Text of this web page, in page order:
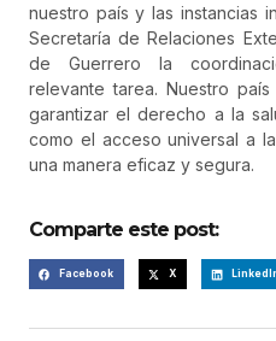
nuestro país y las instancias
Secretaría de Relaciones
de Guerrero la
relevante tarea. Nuestro
garantizar el derecho a la
como el acceso universal a
una manera eficaz y segura.
Comparte este post:
Facebook X